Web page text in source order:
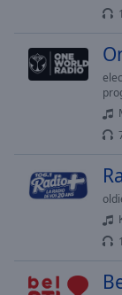
descriptions
selected
Subtitles
subtitles
settings
selected